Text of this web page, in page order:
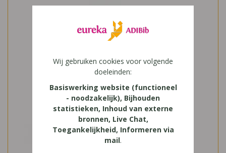
Wij gebruiken cookies voor volgende
doeleinden:
Basiswerking website (functioneel
- noodzakelijk), Bijhouden
statistieken, Inhoud van externe
bronnen, Live Chat,
Toegankelijkheid, Informeren via
mail.